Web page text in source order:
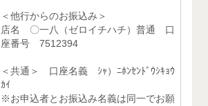
＜他行からのお振込み＞
店名 〇一八（ゼロイチハチ）普通 口
座番号 7512394
＜共通＞ 口座名義 ｼｬ）ﾆﾎﾝｾﾝﾄﾞｳｼｷｮｳ
ｶｲ
※お申込者とお振込み名義は同一でお願